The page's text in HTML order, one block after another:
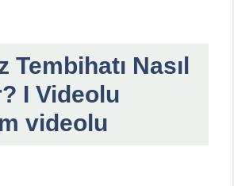
Tembihatı Nasıl
I Videolu
videolu